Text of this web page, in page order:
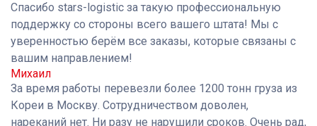
Спасибо stars-logistic за такую профессиональную
поддержку со стороны всего вашего штата! Мы с
уверенностью берём все заказы, которые связаны с
вашим направлением!
Михаил
За время работы перевезли более 1200 тонн груза из
Кореи в Москву. Сотрудничеством доволен,
нареканий нет. Ни разу не нарушили сроков. Очень рад,